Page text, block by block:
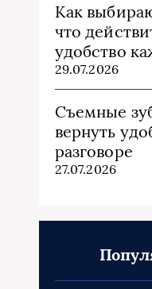
Как
что
удобство
29.07.2026
Съемные
вернуть
разговоре
27.07.2026